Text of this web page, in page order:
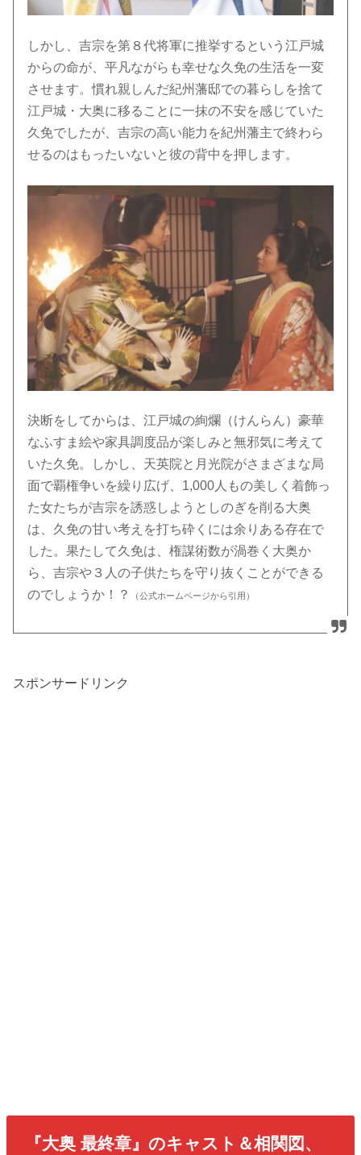
しかし、吉宗を第８代将軍に推挙するという江戸城
からの命が、平凡ながらも幸せな久免の生活を一変
させます。慣れ親しんだ紀州藩邸での暮らしを捨て
江戸城・大奥に移ることに一抹の不安を感じていた
久免でしたが、吉宗の高い能力を紀州藩主で終わら
せるのはもったいないと彼の背中を押します。
決断をしてからは、江戸城の絢爛（けんらん）豪華
なふすま絵や家具調度品が楽しみと無邪気に考えて
いた久免。しかし、天英院と月光院がさまざまな局
面で覇権争いを繰り広げ、1,000人もの美しく着飾っ
た女たちが吉宗を誘惑しようとしのぎを削る大奥
は、久免の甘い考えを打ち砕くには余りある存在で
した。果たして久免は、権謀術数が渦巻く大奥か
ら、吉宗や３人の子供たちを守り抜くことができる
のでしょうか！？
（公式ホームページから引用）
スポンサードリンク
『大奥 最終章』のキャスト＆相関図、